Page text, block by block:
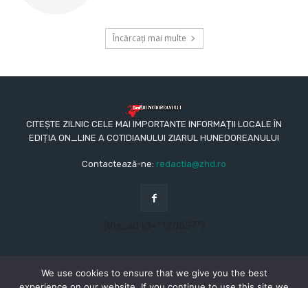
Încărcați mai multe
CITEȘTE ZILNIC CELE MAI IMPORTANTE INFORMAȚII LOCALE ÎN
EDIȚIA ON_LINE A COTIDIANULUI ZIARUL HUNEDOREANULUI
Contactează-ne: redactia@zhd.ro
We use cookies to ensure that we give you the best